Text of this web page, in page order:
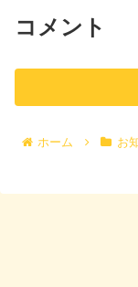
コメント
ホーム お